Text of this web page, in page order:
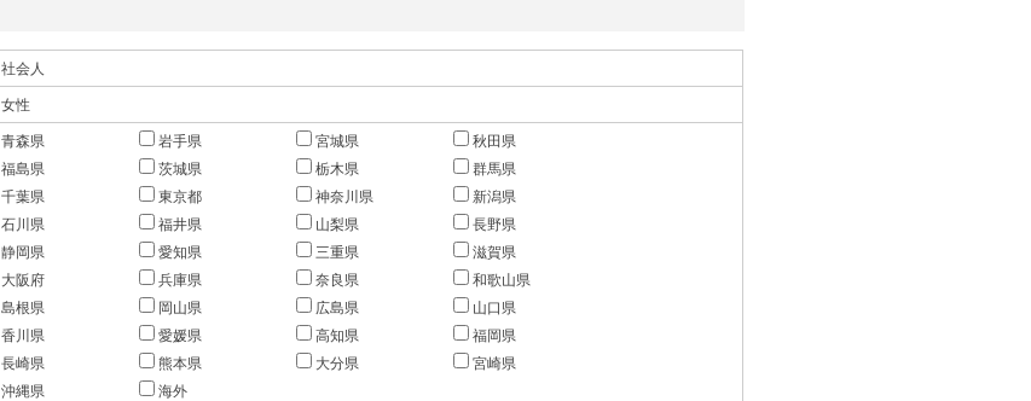
社会人
女性
青森県 岩手県 宮城県
秋田県
福島県 茨城県 栃木県
群馬県
千葉県 東京都 神奈川県
新潟県
石川県 福井県 山梨県
長野県
静岡県 愛知県 三重県
滋賀県
大阪府 兵庫県 奈良県
和歌山県
島根県 岡山県 広島県
山口県
香川県 愛媛県 高知県
福岡県
長崎県 熊本県 大分県
宮崎県
沖縄県 海外